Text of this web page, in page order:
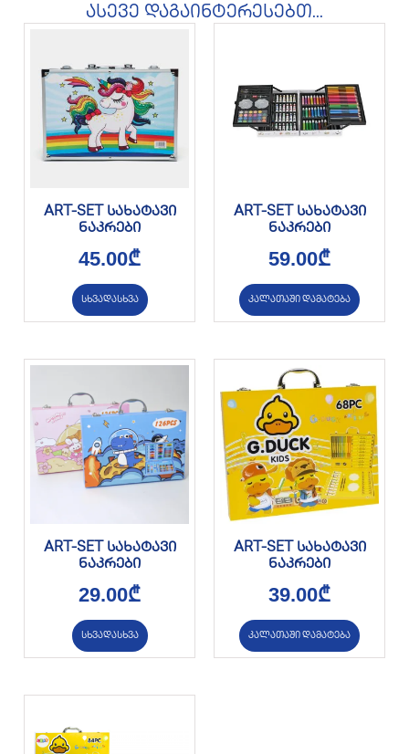
ასევე დაგაინტერესებთ...
ART-SET სახატავი
ნაკრები
45.00₾
სხვადასხვა
ART-SET სახატავი
ნაკრები
59.00₾
კალათაში დამატება
ART-SET სახატავი
ნაკრები
29.00₾
სხვადასხვა
ART-SET სახატავი
ნაკრები
39.00₾
კალათაში დამატება